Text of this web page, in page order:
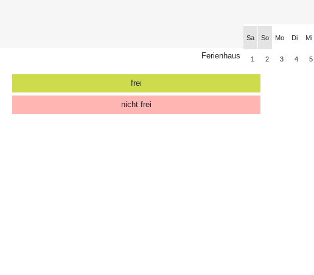
Ferienhaus
Sa So Mo Di Mi
1 2 3 4 5
frei
nicht frei